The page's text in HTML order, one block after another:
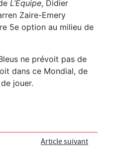
L’Equipe, Didier
Zaire-Emery
5e option au milieu de
ne prévoit pas de
dans ce Mondial, de
jouer.
Article suivant